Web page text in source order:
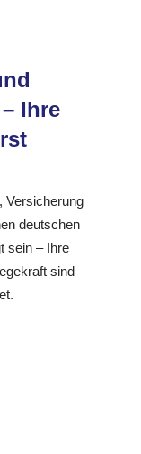
Ihre
Versicherung
deutschen
sein – Ihre
sind